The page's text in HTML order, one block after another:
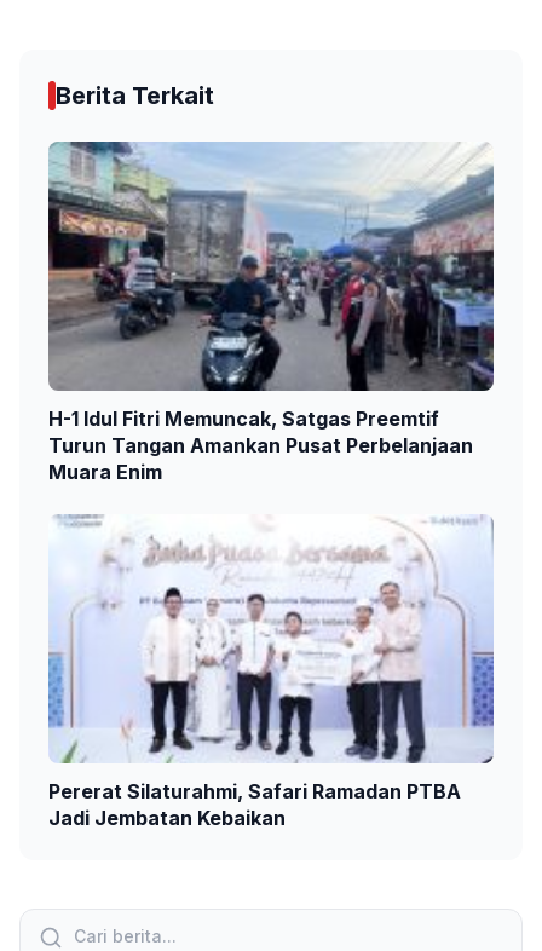
Berita Terkait
H-1 Idul Fitri Memuncak, Satgas Preemtif
Turun Tangan Amankan Pusat Perbelanjaan
Muara Enim
Pererat Silaturahmi, Safari Ramadan PTBA
Jadi Jembatan Kebaikan